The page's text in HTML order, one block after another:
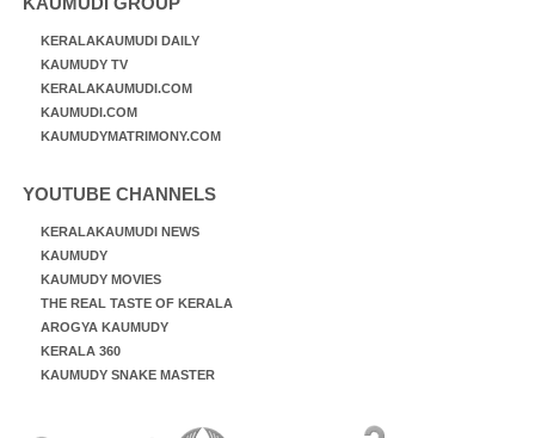
KERALAKAUMUDI DAILY
KAUMUDY TV
KERALAKAUMUDI.COM
KAUMUDI.COM
KAUMUDYMATRIMONY.COM
YOUTUBE CHANNELS
KERALAKAUMUDI NEWS
KAUMUDY
KAUMUDY MOVIES
THE REAL TASTE OF KERALA
AROGYA KAUMUDY
KERALA 360
KAUMUDY SNAKE MASTER